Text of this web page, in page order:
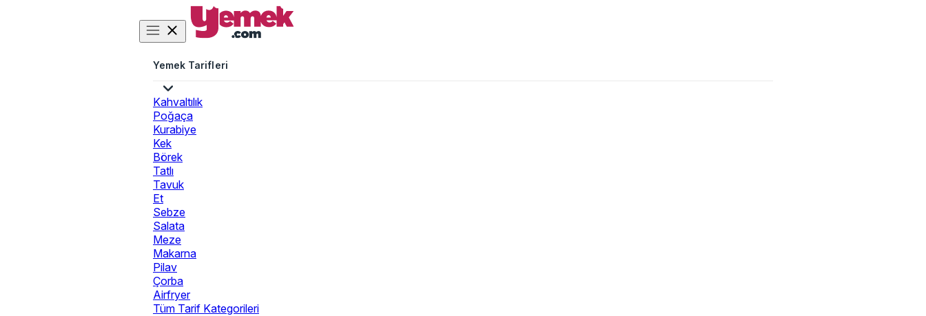
Yemek Tarifleri
Kahvaltılık
Poğaça
Kurabiye
Kek
Börek
Tatlı
Tavuk
Et
Sebze
Salata
Meze
Makarna
Pilav
Çorba
Airfryer
Tüm Tarif Kategorileri